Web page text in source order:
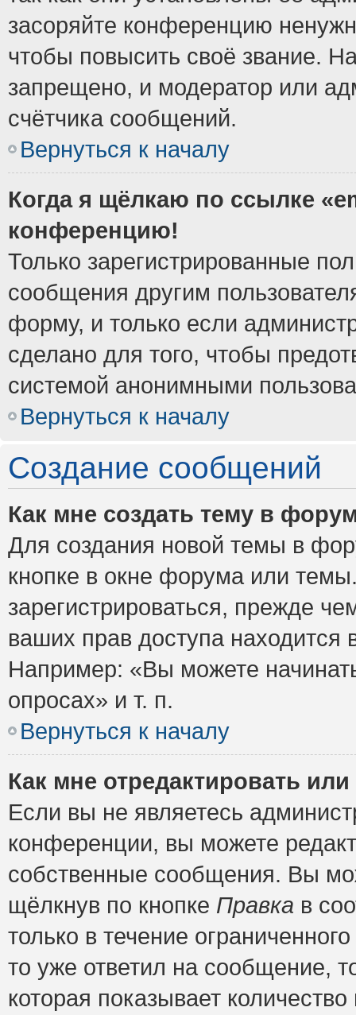
засоряйте конференцию
чтобы повысить своё звание.
запрещено, и модератор или
счётчика сообщений.
Вернуться к началу
Когда я щёлкаю по ссылке
конференцию!
Только зарегистрированные
сообщения другим
форму, и только если
сделано для того, чтобы
системой анонимными
Вернуться к началу
Создание сообщений
Как мне создать тему в
Для создания новой темы в
кнопке в окне форума или
зарегистрироваться, прежде
ваших прав доступа
Например: «Вы можете
опросах» и т. п.
Вернуться к началу
Как мне отредактировать
Если вы не являетесь
конференции, вы можете
собственные сообщения. Вы
щёлкнув по кнопке Правка в
только в течение
то уже ответил на сообщение,
которая показывает